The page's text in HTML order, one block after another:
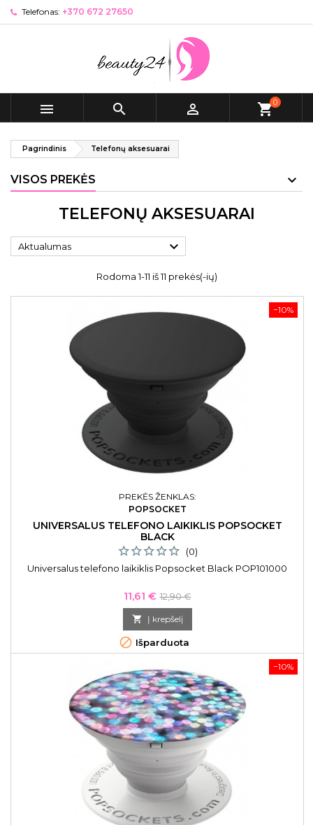
Telefonas: +370 672 27650
   shopping_cart0
Pagrindinis Telefonų aksesuarai
VISOS PREKĖS
TELEFONŲ AKSESUARAI
Aktualumas 
Rodoma 1-11 iš 11 prekės(-ių)
−10%
PREKĖS ŽENKLAS:
POPSOCKET
UNIVERSALUS TELEFONO LAIKIKLIS POPSOCKET
BLACK
(0)
Universalus telefono laikiklis Popsocket Black POP101000
Kaina
11,61 € Bazinė
kaina
12,90 €
 Į krepšelį
 Išparduota
−10%